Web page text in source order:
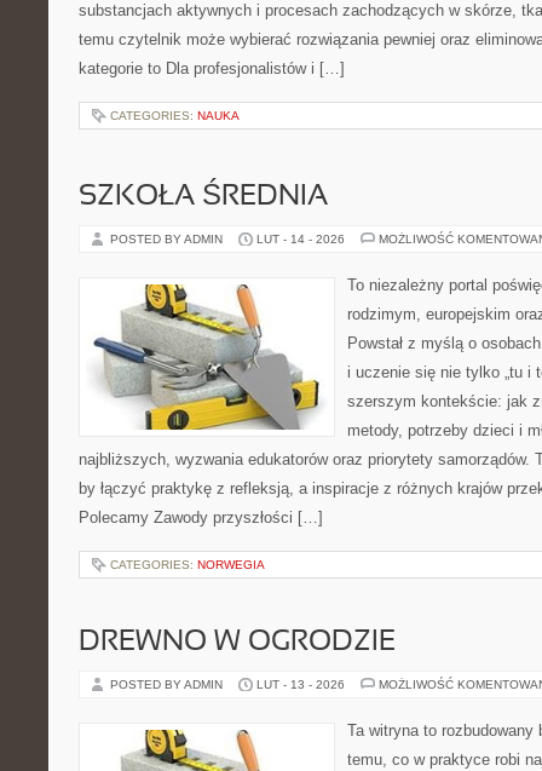
substancjach aktywnych i procesach zachodzących w skórze,
temu czytelnik może wybierać rozwiązania pewniej oraz
kategorie to Dla profesjonalistów i […]
CATEGORIES: NAUKA
SZKOŁA ŚREDNIA
POSTED BY ADMIN LUT - 14 - 2026 MOŻLIWOŚĆ
To niezależny portal
rodzimym, europejskim
Powstał z myślą o
i uczenie się nie tylko „tu i
szerszym kontekście: jak
metody, potrzeby dzieci i
najbliższych, wyzwania edukatorów oraz priorytety samorządów.
by łączyć praktykę z refleksją, a inspiracje z różnych krajów
Polecamy Zawody przyszłości […]
CATEGORIES: NORWEGIA
DREWNO W OGRODZIE
POSTED BY ADMIN LUT - 13 - 2026 MOŻLIWOŚĆ
Ta witryna to rozbudowany
temu, co w praktyce robi